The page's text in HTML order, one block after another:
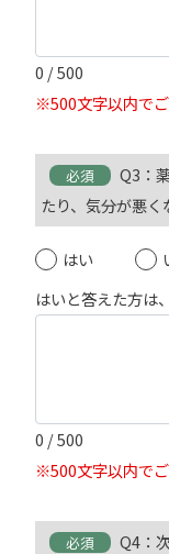
0 / 500
※500文字以内でご
必須
Q3：
たり、気分が悪
はい
はいと答えた方は
0 / 500
※500文字以内でご
必須 Q4：